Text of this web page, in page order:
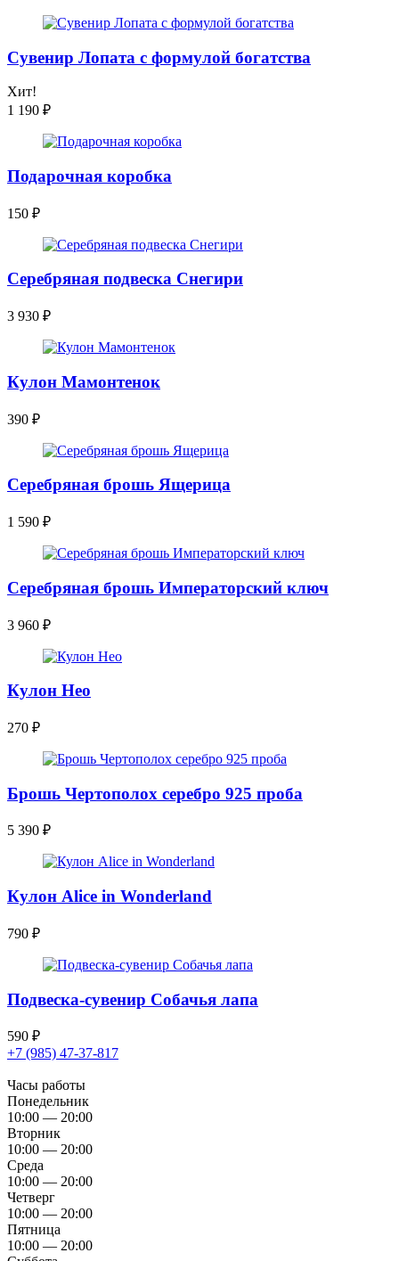
Сувенир Лопата с формулой богатства
Хит!
1 190 ₽
Подарочная коробка
150 ₽
Серебряная подвеска Снегири
3 930 ₽
Кулон Мамонтенок
390 ₽
Серебряная брошь Ящерица
1 590 ₽
Серебряная брошь Императорский ключ
3 960 ₽
Кулон Нео
270 ₽
Брошь Чертополох серебро 925 проба
5 390 ₽
Кулон Alice in Wonderland
790 ₽
Подвеска-сувенир Собачья лапа
590 ₽
+7 (985) 47-37-817
Часы работы
Понедельник
10:00 — 20:00
Вторник
10:00 — 20:00
Среда
10:00 — 20:00
Четверг
10:00 — 20:00
Пятница
10:00 — 20:00